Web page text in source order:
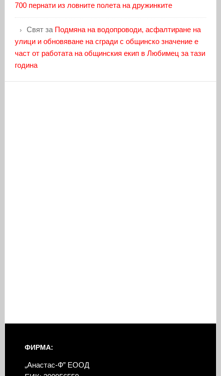
700 пернати из ловните полета на дружинките
Святза Подмяна на водопроводи, асфалтиране на
улици и обновяване на сгради с общинско значение е
част от работата на общинския екип в Любимец за тази
година
ФИРМА:
„Анастас-Ф” ЕООД